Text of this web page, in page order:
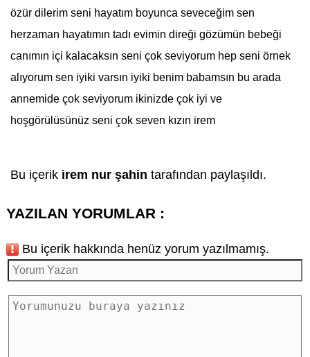
özür dilerim seni hayatım boyunca seveceğim sen
herzaman hayatımın tadı evimin direği gözümün bebeği
canımın içi kalacaksın seni çok seviyorum hep seni örnek
alıyorum sen iyiki varsın iyiki benim babamsın bu arada
annemide çok seviyorum ikinizde çok iyi ve
hoşgörülüsünüz seni çok seven kızın irem
Bu içerik irem nur şahin tarafından paylaşıldı.
YAZILAN YORUMLAR :
Bu içerik hakkında henüz yorum yazılmamış.